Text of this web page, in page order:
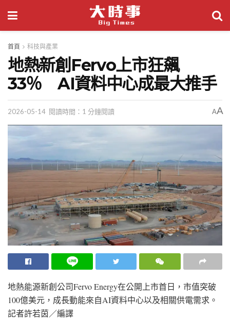
首頁 科技與產業
地熱新創Fervo上市狂飆
33％ AI資料中心成最大推手
2026-05-14 閱讀時間：1 分鐘閱讀 AA
地熱能源新創公司Fervo Energy在公開上市首日，市值突破
100億美元，成長動能來自AI資料中心以及相關供電需求。
記者許若茵／編譯